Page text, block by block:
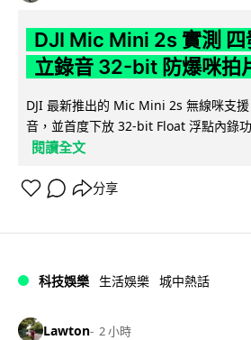
DJI Mic Mini 2s 實測 四
立錄音 32-bit 防爆咪拍
DJI 最新推出的 Mic Mini 2s 無線咪支
音，並首度下放 32-bit Float 浮點內錄
閱讀全文
分享
科技娛樂 生活娛樂 城中熱話
Lawton 2 小時